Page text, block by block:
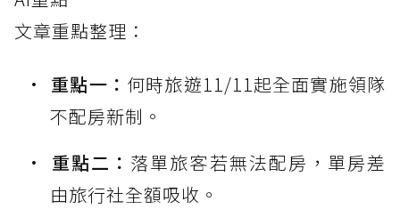
文章重點整理：
重點一： 何時旅遊11/11起全面實施領隊
不配房新制。
重點二： 落單旅客若無法配房，單房差
由旅行社全額吸收。